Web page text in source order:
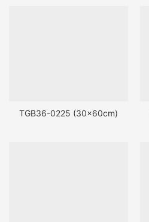
TGB36-0225 (30x60cm)